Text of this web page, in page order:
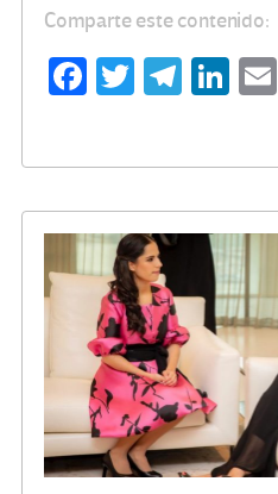
Comparte este contenido:
Fa
o
k
T
Te
m
Li
n